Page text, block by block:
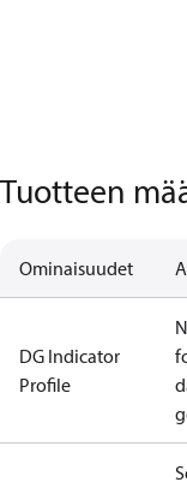
Tuotteen
Ominaisuudet
DG Indicator
Profile